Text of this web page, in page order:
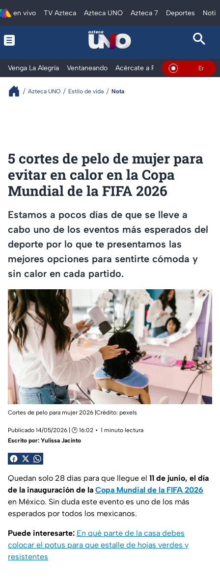
en vivo TV Azteca Azteca UNO Azteca 7 Deportes
Venga La Alegría Ventaneando Acércate a Rocío Al Extremo
En Vivo
Azteca UNO Estilo de vida Nota
5 cortes de pelo de mujer para
evitar en calor en la Copa
Mundial de la FIFA 2026
Estamos a pocos días de que se lleve a
cabo uno de los eventos más esperados del
deporte por lo que te presentamos las
mejores opciones para sentirte cómoda y
sin calor en cada partido.
Cortes de pelo para mujer 2026 |Crédito: pexels
Publicado 14/05/2026 | 🕑 16:02
1 minuto lectura
Escrito por: Yulissa Jacinto
Quedan solo 28 días para que llegue el 11 de junio, el día
de la inauguración de la Copa Mundial de la FIFA 2026
en México. Sin duda este evento es uno de los más
esperados por todos los mexicanos.
Puede interesarte: En qué parte de la casa debes
colocar el potus para que estalle de hojas verdes y
resistentes